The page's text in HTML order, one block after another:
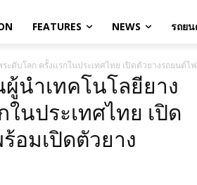
FEATURES NEWS รถย
ดับโลก ครั้งแรกในประเทศไทย เปิดตัวยางรถยนต์
นำเทคโนโลยียาง
นประเทศไทย เปิด
อมเปิดตัวยาง